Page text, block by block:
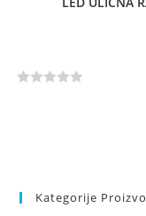
0
Kategorije